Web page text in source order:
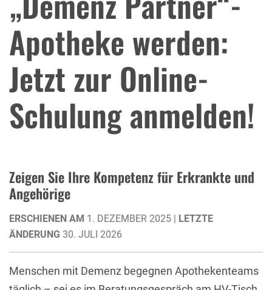
Apotheke werden:
Jetzt zur Online-
Schulung anmelden!
Zeigen Sie Ihre Kompetenz für Erkrankte und
Angehörige
ERSCHIENEN AM 1. DEZEMBER 2025 | LETZTE
ÄNDERUNG 30. JULI 2026
Menschen mit Demenz begegnen Apothekenteams